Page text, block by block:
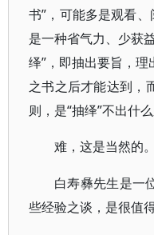
书”，可能多是观看
是一种省气力、少获
绎”，即抽出要旨，
之书之后才能达到，
则，是“抽绎”不出什么
难，这是当然的
白寿彝先生是一
些经验之谈，是很值